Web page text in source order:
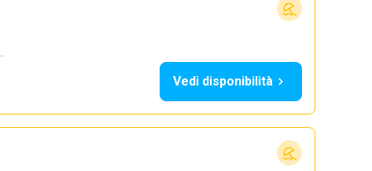
Vedi disponibilità